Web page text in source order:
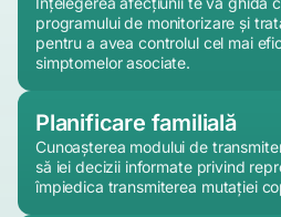
programului de monitorizare și
pentru a avea controlul cel mai
simptomelor asociate.
Planificare familială
Cunoașterea modului de
să iei decizii informate privind
împiedica transmiterea mutației